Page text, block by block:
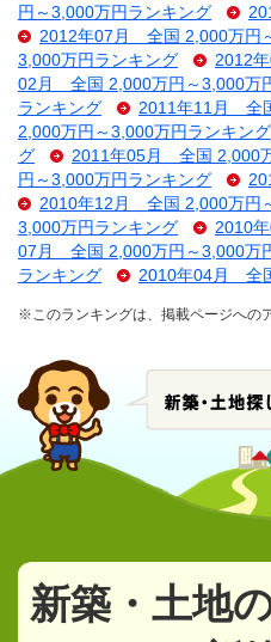
円～3,000万円ランキング
2012年07月 全国 2,000万円
3,000万円ランキング
2012
02月 全国 2,000万円～3,000万
ランキング
2011年11月 全
2,000万円～3,000万円ランキング
グ
2011年05月 全国 2,000
円～3,000万円ランキング
2010年12月 全国 2,000万円
3,000万円ランキング
2010
07月 全国 2,000万円～3,000万
ランキング
2010年04月 全
※このランキングは、掲載ページへの
新築・土地